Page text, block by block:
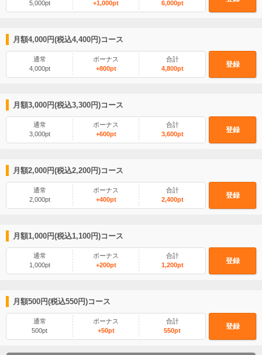
5,000pt
+1,000pt
6,000pt
月額4,000円(税込4,400円)コース
通常
4,000pt
ボーナス
+800pt
合計
4,800pt
登録
月額3,000円(税込3,300円)コース
通常
3,000pt
ボーナス
+600pt
合計
3,600pt
登録
月額2,000円(税込2,200円)コース
通常
2,000pt
ボーナス
+400pt
合計
2,400pt
登録
月額1,000円(税込1,100円)コース
通常
1,000pt
ボーナス
+200pt
合計
1,200pt
登録
月額500円(税込550円)コース
通常
500pt
ボーナス
+50pt
合計
550pt
登録